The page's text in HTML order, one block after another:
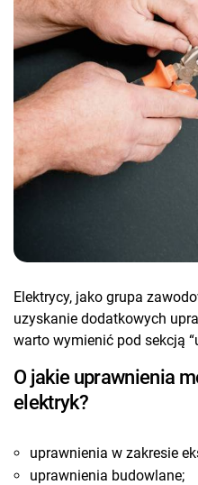
Elektrycy, jako grupa
uzyskanie dodatkowych
warto wymienić pod sekcją
O jakie uprawnienia
elektryk?
uprawnienia w zakresie
uprawnienia budowlane;